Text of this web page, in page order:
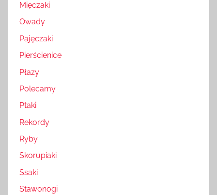
Mięczaki
Owady
Pajęczaki
Pierścienice
Płazy
Polecamy
Ptaki
Rekordy
Ryby
Skorupiaki
Ssaki
Stawonogi